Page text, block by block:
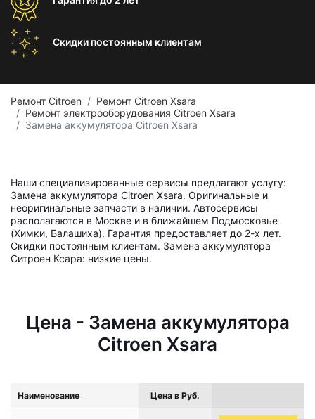
Скидки постоянным клиентам
Ремонт Citroen
Ремонт Citroen Xsara
Ремонт электрооборудования Citroen Xsara
Замена аккумулятора Citroen Xsara
Наши специализированные сервисы предлагают услугу:
Замена аккумулятора Citroen Xsara. Оригинальные и
неоригинальные запчасти в наличии. Автосервисы
располагаются в Москве и в ближайшем Подмосковье
(Химки, Балашиха). Гарантия предоставляет до 2-х лет.
Скидки постоянным клиентам. Замена аккумулятора
Ситроен Ксара: низкие цены.
Цена - Замена аккумулятора
Citroen Xsara
Наименование Цена в Руб.